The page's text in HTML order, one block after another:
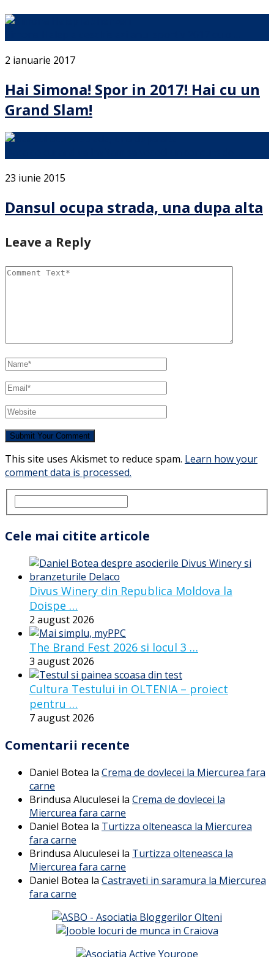
2 ianuarie 2017
Hai Simona! Spor in 2017! Hai cu un
Grand Slam!
23 iunie 2015
Dansul ocupa strada, una dupa alta
Leave a Reply
This site uses Akismet to reduce spam. Learn how your
comment data is processed.
Cele mai citite articole
Divus Winery din Republica Moldova la
Doispe …
2 august 2026
The Brand Fest 2026 si locul 3 …
3 august 2026
Cultura Testului in OLTENIA – proiect
pentru …
7 august 2026
Comentarii recente
Daniel Botea la Crema de dovlecei la Miercurea fara
carne
Brindusa Aluculesei la Crema de dovlecei la
Miercurea fara carne
Daniel Botea la Turtizza olteneasca la Miercurea
fara carne
Brindusa Aluculesei la Turtizza olteneasca la
Miercurea fara carne
Daniel Botea la Castraveti in saramura la Miercurea
fara carne